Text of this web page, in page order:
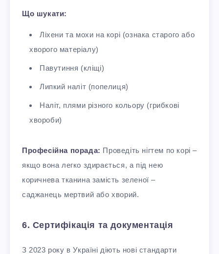
Що шукати:
Ліхени та мохи на корі (ознака старого або
хворого матеріалу)
Павутиння (кліщі)
Липкий наліт (попелиця)
Наліт, плями різного кольору (грибкові
хвороби)
Професійна порада: Проведіть нігтем по корі –
якщо вона легко здирається, а під нею
коричнева тканина замість зеленої –
саджанець мертвий або хворий.
6. Сертифікація та документація
З 2023 року в Україні діють нові стандарти